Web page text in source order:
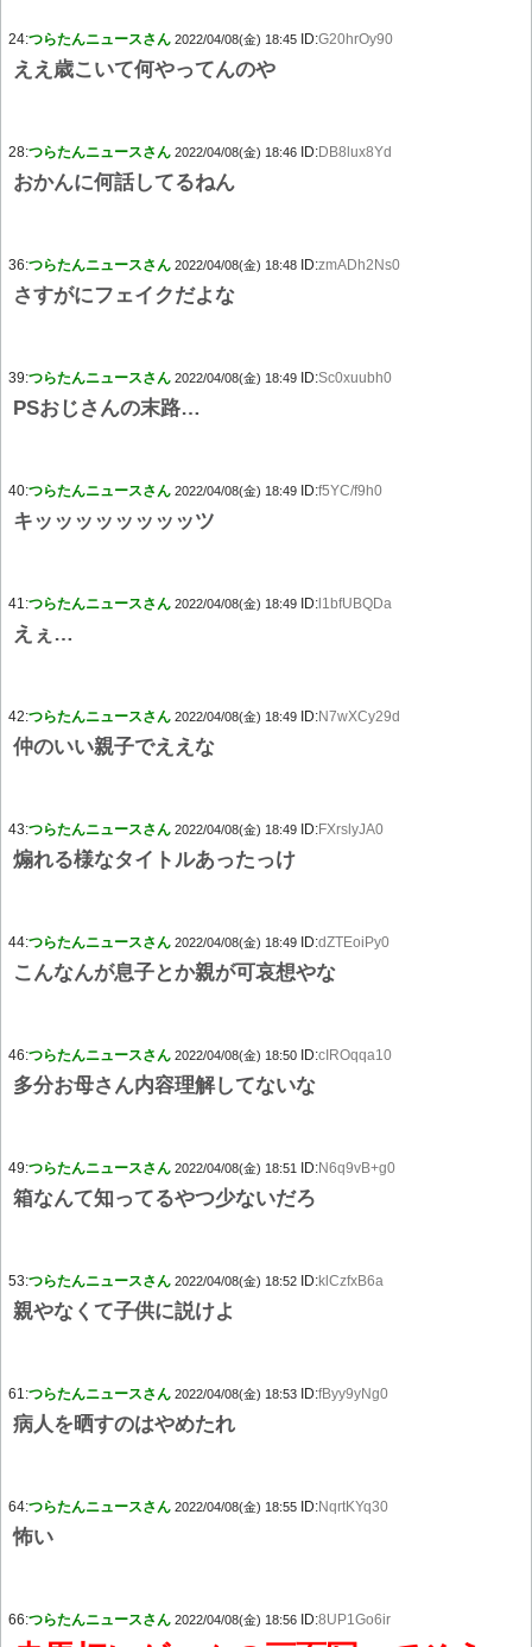
24:つらたんニュースさん 2022/04/08(金) 18:45 ID:G20hrOy90
ええ歳こいて何やってんのや
28:つらたんニュースさん 2022/04/08(金) 18:46 ID:DB8lux8Yd
おかんに何話してるねん
36:つらたんニュースさん 2022/04/08(金) 18:48 ID:zmADh2Ns0
さすがにフェイクだよな
39:つらたんニュースさん 2022/04/08(金) 18:49 ID:Sc0xuubh0
PSおじさんの末路…
40:つらたんニュースさん 2022/04/08(金) 18:49 ID:f5YC/f9h0
キッッッッッッッッツ
41:つらたんニュースさん 2022/04/08(金) 18:49 ID: l1bfUBQDa
えぇ…
42:つらたんニュースさん 2022/04/08(金) 18:49 ID:N7wXCy29d
仲のいい親子でええな
43:つらたんニュースさん 2022/04/08(金) 18:49 ID:FXrslyJA0
煽れる様なタイトルあったっけ
44:つらたんニュースさん 2022/04/08(金) 18:49 ID:dZTEoiPy0
こんなんが息子とか親が可哀想やな
46:つらたんニュースさん 2022/04/08(金) 18:50 ID:cIROqqa10
多分お母さん内容理解してないな
49:つらたんニュースさん 2022/04/08(金) 18:51 ID:N6q9vB+g0
箱なんて知ってるやつ少ないだろ
53:つらたんニュースさん 2022/04/08(金) 18:52 ID:klCzfxB6a
親やなくて子供に説けよ
61:つらたんニュースさん 2022/04/08(金) 18:53 ID:fByy9yNg0
病人を晒すのはやめたれ
64:つらたんニュースさん 2022/04/08(金) 18:55 ID:NqrtKYq30
怖い
66:つらたんニュースさん 2022/04/08(金) 18:56 ID:8UP1Go6ir